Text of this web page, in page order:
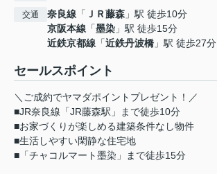
交通 奈良線 「 ＪＲ藤森 」駅 徒歩10分
京阪本線 「墨染 」駅 徒歩15分
近鉄京都線 「近鉄丹波橋 」駅 徒歩27分
セールスポイント
＼ご成約でヤマダポイントプレゼント！／
■JR奈良線「JR藤森駅」まで徒歩10分
■お家づくりが楽しめる建築条件なし物件
■生活しやすい閑静な住宅地
■「チャコルマート墨染」まで徒歩15分